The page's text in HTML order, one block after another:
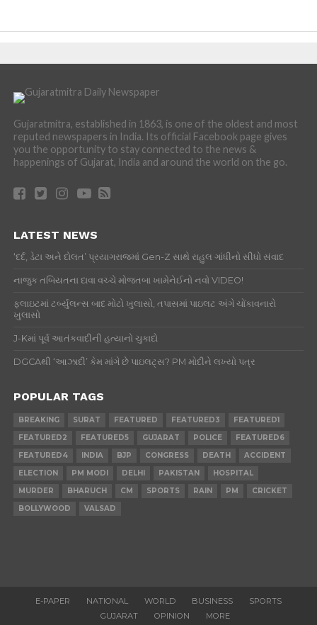
Gujaratmitra, established in 1863, is one of the oldest and most
reputed newspapers in India. Its official Facebook page gives
you the opportunity to stay connected to the news &
happenings of Gujarat, India and around the world on the go.
LATEST NEWS
‘દર્દ, ડેટા અને દોલત’ પ્રયાગરાજમાં Gen-Z સાથે રાહુલ ગાંધીનો સીધો સંવાદ
નાજુક તબિયતના દાવા વચ્ચે મોજતબા ખામેનેઈનો નવો VIDEO!
ફ્લાઇટમાં ટર્બ્યુલન્સ બાદ મોટો ખુલાસો, તપાસમાં પાઇલટ અંગે ચોંકાવનારો
ખુલાસો
J-Kમાં પૂર્વ આતંકવાદીની હત્યાનો ચુકાદો
DGCAથી ‘આઝાદી’ કેમ માંગે છે પાઇલટ્સ? PM મોદીને લખ્યો પત્ર
POPULAR TAGS
BREAKING SURAT FEATURED FEATURED3
FEATURED1
FEATURED2
FEATURED5 GUJARAT POLICE
FEATURED6
FEATURED4
INDIA BJP CONGRESS DEATH
ACCIDENT
ELECTION
PM MODI DELHI PAKISTAN
HOSPITAL
MURDER
BHARUCH CM SPORTS RAIN PM
CRICKET
BOLLYWOOD
VALSAD
E-PAPER NATIONAL WORLD BUSINESS
SPORTS
GUJARAT
OPINION MORE